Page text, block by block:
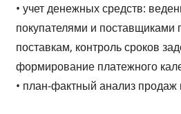
• учет денежных средств:
покупателями и поставщиками
поставкам, контроль сроков
формирование платежного
• план-фактный анализ продаж